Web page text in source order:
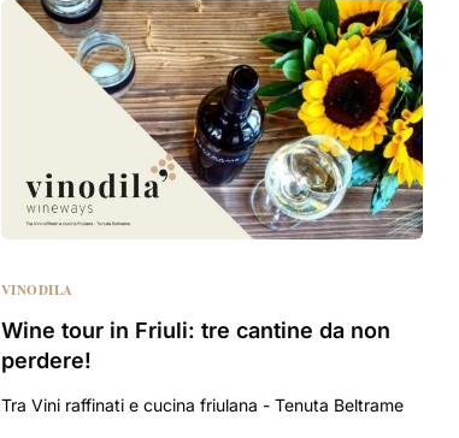
VINODILA
Wine tour in Friuli: tre cantine da non
perdere!
Tra Vini raffinati e cucina friulana - Tenuta Beltrame